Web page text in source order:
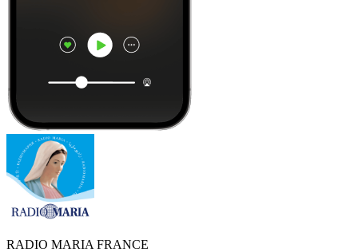
RADIO MARIA FRANCE